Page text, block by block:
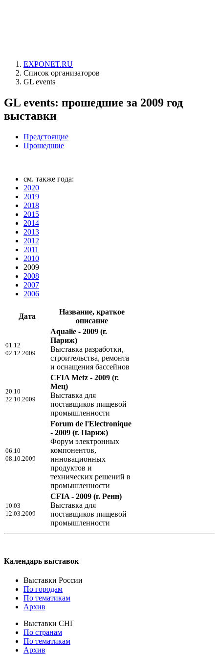
EXPONET.RU
Список организаторов
GL events
GL events: прошедшие за 2009 год
выставки
Предстоящие
Прошедшие
см. также года:
2020
2019
2018
2015
2014
2013
2012
2011
2010
2009
2008
2007
2006
Дата
Название, краткое
описание
01.12
02.12.2009
Aqualie - 2009 (г.
Париж)
Выставка разработки,
строительства, ремонта
и оснащения бассейнов
20.10
22.10.2009
CFIA Metz - 2009 (г.
Мец)
Выставка для
поставщиков пищевой
промышленности
06.10
08.10.2009
Forum de l'Electronique
- 2009 (г. Париж)
Форум электронных
компонентов,
инновационных
продуктов и
технических решений в
промышленности
10.03
12.03.2009
CFIA - 2009 (г. Ренн)
Выставка для
поставщиков пищевой
промышленности
Календарь выставок
Выставки России
По городам
По тематикам
Архив
Выставки СНГ
По странам
По тематикам
Архив